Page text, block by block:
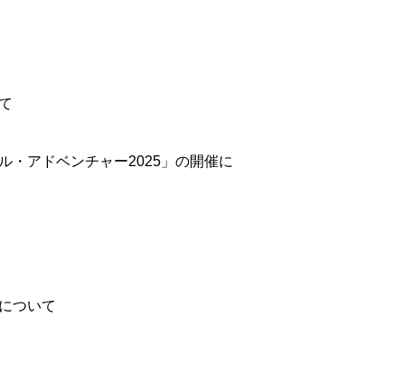
アドベンチャー2025」の開催に
ついて